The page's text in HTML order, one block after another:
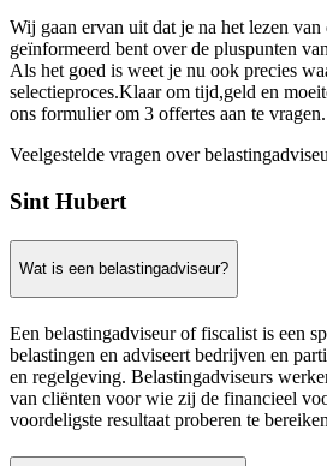
Wij gaan ervan uit dat je na het lezen
geïnformeerd bent over de pluspunten
Als het goed is weet je nu ook precies
selectieproces.Klaar om tijd,geld en
ons formulier om 3 offertes aan te vragen.
Veelgestelde vragen over
Sint Hubert
Wat is een belastingadviseur?
Een belastingadviseur of fiscalist is een
belastingen en adviseert bedrijven en
en regelgeving. Belastingadviseurs
van cliënten voor wie zij de financieel
voordeligste resultaat proberen te